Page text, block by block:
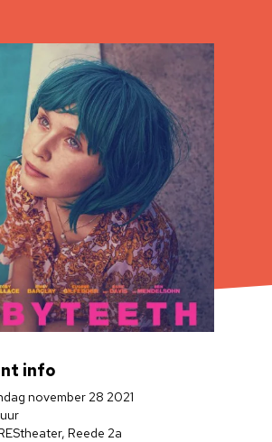
info
november 28 2021
Reede 2a